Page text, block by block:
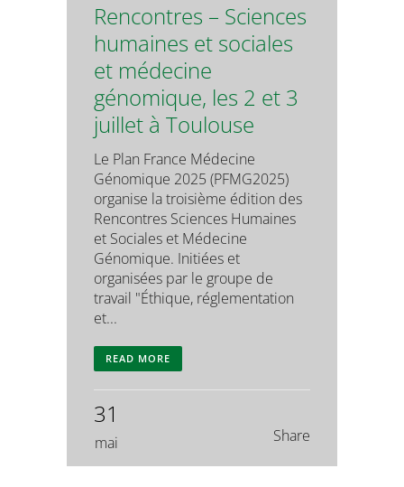
Rencontres – Sciences
humaines et sociales
et médecine
génomique, les 2 et 3
juillet à Toulouse
Le Plan France Médecine
Génomique 2025 (PFMG2025)
organise la troisième édition des
Rencontres Sciences Humaines
et Sociales et Médecine
Génomique. Initiées et
organisées par le groupe de
travail "Éthique, réglementation
et...
READ MORE
31
mai Share